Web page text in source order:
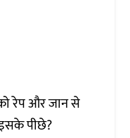
रेप और जान से
पीछे?